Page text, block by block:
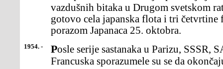
vazdušnih bitaka u Drugom svetskom
gotovo cela japanska flota i tri četvrtine
porazom Japanaca 25. oktobra.
1954. - Posle serije sastanaka u Parizu, SSSR, SAD, Velika Britanija i
Francuska sporazumele su se da